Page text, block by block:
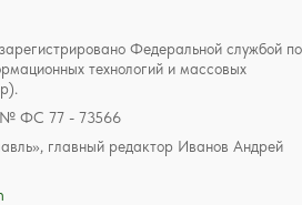
Федеральной службой по
технологий и массовых
№ ФС 77 - 73566
главный редактор Иванов Андрей